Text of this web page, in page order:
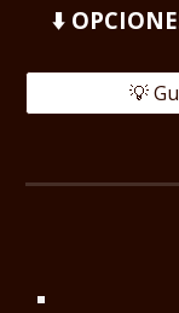
⬇️
💡